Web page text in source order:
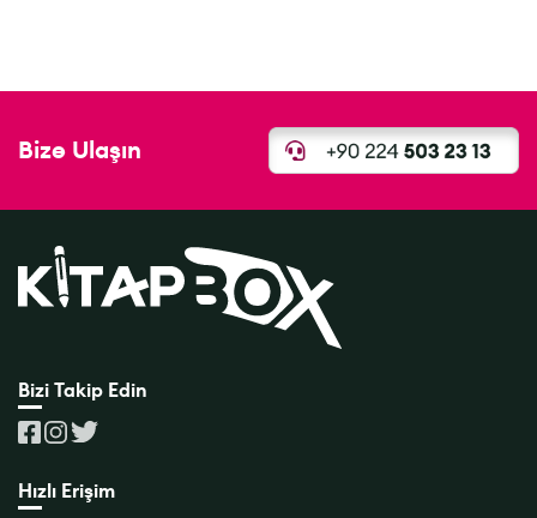
Bize Ulaşın
Bizi Takip Edin
Hızlı Erişim